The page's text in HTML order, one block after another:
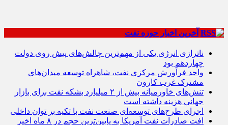
آخرین اخبار حوزه نفت
ناترازی انرژی یکی از مهم‌ترین چالش‌های پیش روی دولت
چهاردهم بود
واحد فرآورش مرکزی نفت، شاهراه توسعه میدان‌های
مشترک غرب کارون
تنش‌های خاورمیانه بیش از ۲ میلیارد بشکه نفت برای بازار
جهانی هزینه داشته است
اجرای طرح‌های توسعه‌ای صنعت نفت با تکیه بر توان داخلی
افت صادرات نفت آمریکا به پایین‌ترین حجم در ۸ ماه اخیر